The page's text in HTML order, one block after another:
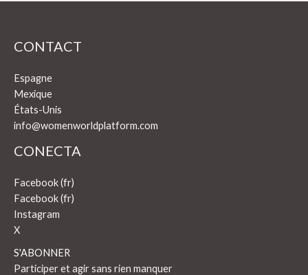
CONTACT
Espagne
Mexique
États-Unis
info@womenworldplatform.com
CONECTA
Facebook (fr)
Facebook (fr)
Instagram
X
S'ABONNER
Participer et agir sans rien manquer